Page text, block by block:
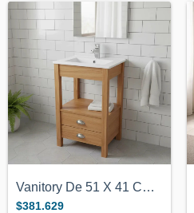
Vanitory De 51 X 41 Cm Con Bacha De Loza...
$381.629